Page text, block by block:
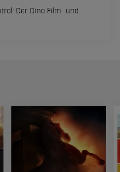
Der Dino Film" und
voller